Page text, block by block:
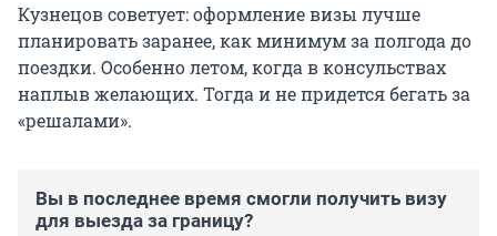
Кузнецов советует: оформление визы лучше
планировать заранее, как минимум за полгода до
поездки. Особенно летом, когда в консульствах
наплыв желающих. Тогда и не придется бегать за
«решалами».
Вы в последнее время смогли получить визу
для выезда за границу?